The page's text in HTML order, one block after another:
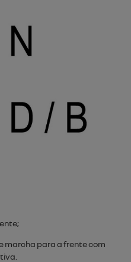
marcha para a frente com